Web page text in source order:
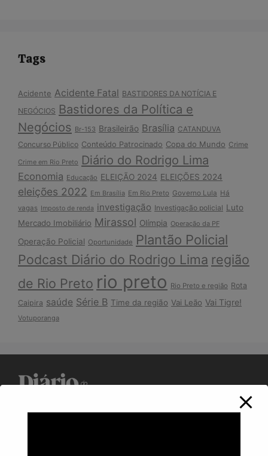
Tags
Acidente Acidente Fatal BASTIDORES DA NOTÍCIA E
NEGÓCIOS Bastidores da Política e
Negócios Br-153 Brasileirão Brasília CATANDUVA
Concurso Público Conteúdo Patrocinado Copa do Mundo Crime
Crime em Rio Preto Diário do Rodrigo Lima
Economia Educação ELEIÇÃO 2024 ELEIÇÕES 2024
eleições 2022 Em Brasília Em Rio Preto Governo Lula Há
vagas Imposto de renda investigação Investigação policial Luto
Mercado Imobiliário Mirassol Olímpia Operação da PF
Operação Policial Oportunidade Plantão Policial
Podcast Diário do Rodrigo Lima região
de Rio Preto rio preto Rio Preto e região Rota
Caipira saúde Série B Time da região Vai Leão Vai Tigre!
Votuporanga